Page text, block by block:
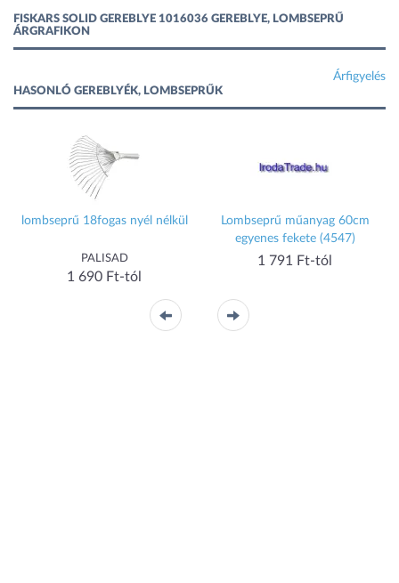
FISKARS SOLID GEREBLYE 1016036 GEREBLYE, LOMBSEPRŰ
ÁRGRAFIKON
Árfigyelés
HASONLÓ GEREBLYÉK, LOMBSEPRŰK
lombseprű 18fogas nyél nélkül
PALISAD
1 690 Ft-tól
Lombseprű műanyag 60cm
egyenes fekete (4547)
1 791 Ft-tól